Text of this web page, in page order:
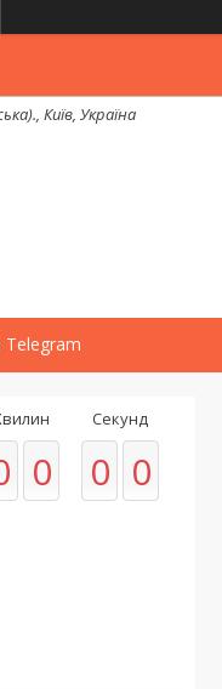
Київ, Україна
Telegram
0
Секунд
0 0